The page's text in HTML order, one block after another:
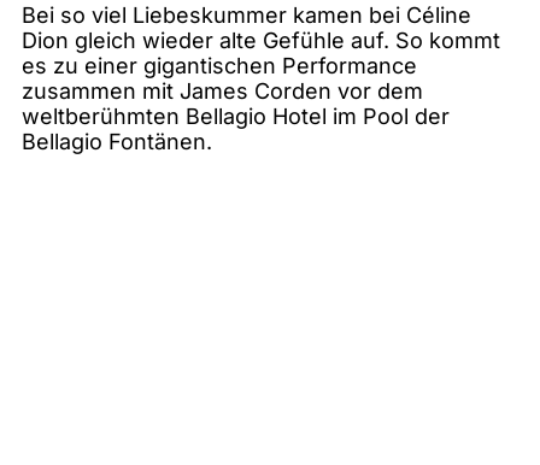
Bei so viel Liebeskummer kamen bei Céline
Dion gleich wieder alte Gefühle auf. So kommt
es zu einer gigantischen Performance
zusammen mit James Corden vor dem
weltberühmten Bellagio Hotel im Pool der
Bellagio Fontänen.